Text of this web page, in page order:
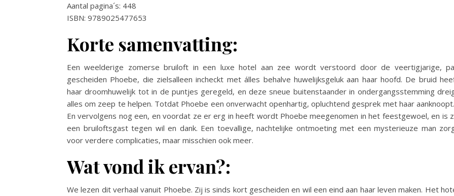
Aantal pagina´s: 448
ISBN: 9789025477653
Korte samenvatting:
Een weelderige zomerse bruiloft in een luxe hotel aan zee wordt verstoord door de veertigjarige,
gescheiden Phoebe, die zielsalleen incheckt met álles behalve huwelijksgeluk aan haar hoofd. De bruid
haar droomhuwelijk tot in de puntjes geregeld, en deze sneue buitenstaander in ondergangsstemming
alles om zeep te helpen. Totdat Phoebe een onverwacht openhartig, opluchtend gesprek met haar
En vervolgens nog een, en voordat ze er erg in heeft wordt Phoebe meegenomen in het feestgewoel, en is
een bruiloftsgast tegen wil en dank. Een toevallige, nachtelijke ontmoeting met een mysterieuze man
voor verdere complicaties, maar misschien ook meer.
Wat vond ik ervan?:
We lezen dit verhaal vanuit Phoebe. Zij is sinds kort gescheiden en wil een eind aan haar leven maken. Het